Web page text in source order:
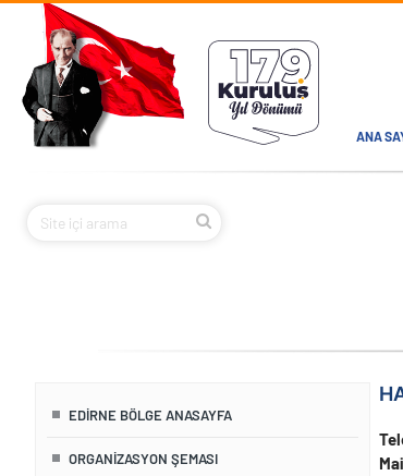
Ana içeriğe atla
ANA
EDIRNE BÖLGE ANASAYFA
ORGANIZASYON ŞEMASI